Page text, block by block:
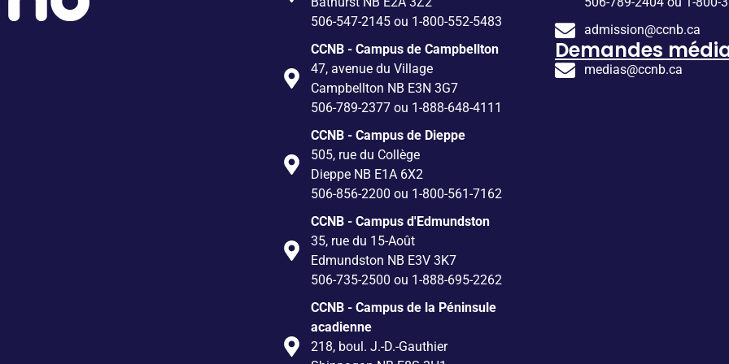
506-547-2145 ou 1-800-552-5483
CCNB - Campus de Campbellton
47, avenue du Village
Campbellton NB E3N 3G7
506-789-2377 ou 1-888-648-4111
CCNB - Campus de Dieppe
505, rue du Collège
Dieppe NB E1A 6X2
506-856-2200 ou 1-800-561-7162
CCNB - Campus d'Edmundston
35, rue du 15-Août
Edmundston NB E3V 3K7
506-735-2500 ou 1-888-695-2262
CCNB - Campus de la Péninsule
acadienne
218, boul. J.-D.-Gauthier
admission@ccnb.ca
Demandes
medias@ccnb.ca